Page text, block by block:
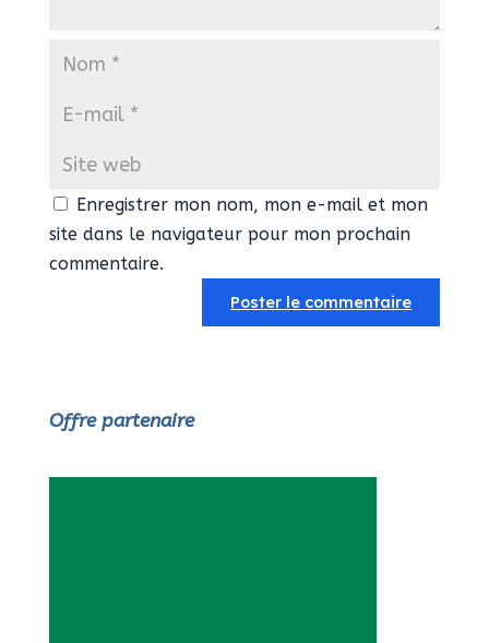
Enregistrer mon nom, mon e-mail et mon
site dans le navigateur pour mon prochain
commentaire.
Offre partenaire